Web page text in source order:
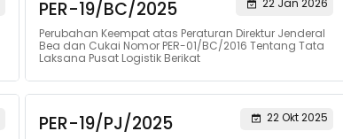
PER-19/BC/2025
22 Jan 2026
Perubahan Keempat atas Peraturan Direktur Jenderal
Bea dan Cukai Nomor PER-01/BC/2016 Tentang Tata
Laksana Pusat Logistik Berikat
PER-19/PJ/2025
22 Okt 2025